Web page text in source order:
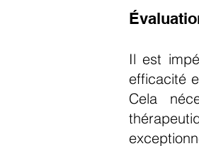
Il est
efficacité
Cela